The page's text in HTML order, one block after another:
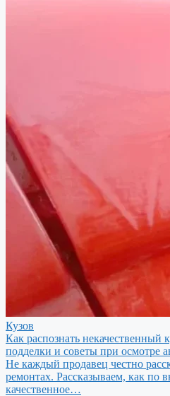
Кузов
Как распознать некачественный
подделки и советы при осмотре
Не каждый продавец честно
ремонтах. Рассказываем, как по
качественное…